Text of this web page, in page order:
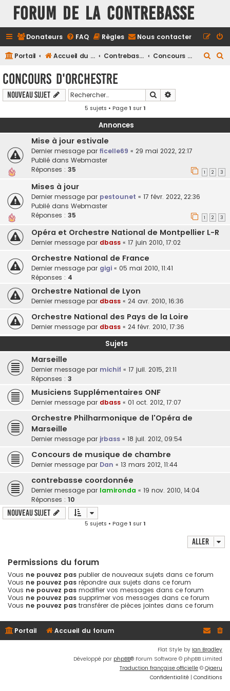
FORUM DE LA CONTREBASSE
Donateurs FAQ Règles Nous contacter
Portail Accueil du forum Contrebasse Concours d'orchestre
c
r
c
r
Concours d'orchestre
Nouveau sujet Rechercher
5 sujets • Page1 sur1
Annonces
Mise à jour estivale
Dernier message par ficelle69 « 29 mai 2022, 22:17
Publié dans Webmaster
Réponses : 35 1 2 3
Mises à jour
Dernier message par pestounet « 17 févr. 2022, 22:36
Publié dans Webmaster
Réponses : 35 1 2 3
Opéra et Orchestre National de Montpellier L-R
Dernier message par dbass « 17 juin 2010, 17:02
Orchestre National de France
Dernier message par gigi « 05 mai 2010, 11:41
Réponses : 4
Orchestre National de Lyon
Dernier message par dbass « 24 avr. 2010, 16:36
Orchestre National des Pays de la Loire
Dernier message par dbass « 24 févr. 2010, 17:36
Sujets
Marseille
Dernier message par michif « 17 juil. 2015, 21:11
Réponses : 3
Musiciens Supplémentaires ONF
Dernier message par dbass « 01 oct. 2012, 17:07
Orchestre Philharmonique de l'Opéra de
Marseille
Dernier message par jrbass « 18 juil. 2012, 09:54
Concours de musique de chambre
Dernier message par Dan « 13 mars 2012, 11:44
contrebasse coordonnée
Dernier message par lamironda « 19 nov. 2010, 14:04
Réponses : 10
Nouveau sujet
5 sujets • Page1 sur1
Aller
Permissions du forum
Vous ne pouvez pas publier de nouveaux sujets dans ce forum
Vous ne pouvez pas répondre aux sujets dans ce forum
Vous ne pouvez pas modifier vos messages dans ce forum
Vous ne pouvez pas supprimer vos messages dans ce forum
Vous ne pouvez pas transférer de pièces jointes dans ce forum
Portail Accueil du forum
Flat Style by Ian Bradley
Développé par phpBB® Forum Software © phpBB Limited
Traduction française officielle © Qiaeru
Confidentialité | Conditions